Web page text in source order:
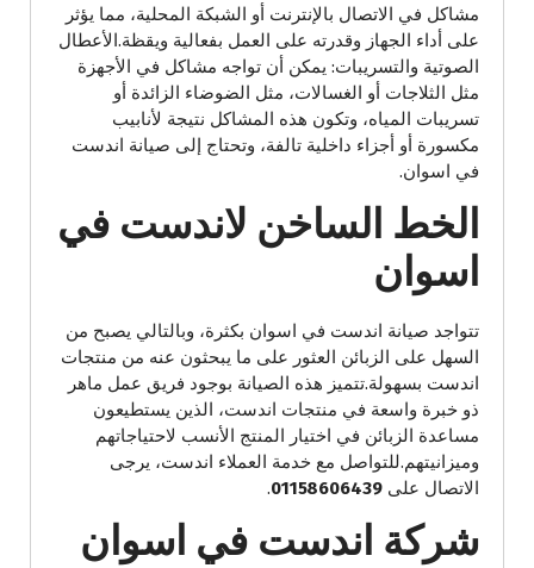
مشاكل في الاتصال بالإنترنت أو الشبكة المحلية، مما يؤثر
على أداء الجهاز وقدرته على العمل بفعالية ويقظة.الأعطال
الصوتية والتسريبات: يمكن أن تواجه مشاكل في الأجهزة
مثل الثلاجات أو الغسالات، مثل الضوضاء الزائدة أو
تسريبات المياه، وتكون هذه المشاكل نتيجة لأنابيب
مكسورة أو أجزاء داخلية تالفة، وتحتاج إلى صيانة اندست
في اسوان.
الخط الساخن لاندست في
اسوان
تتواجد صيانة اندست في اسوان بكثرة، وبالتالي يصبح من
السهل على الزبائن العثور على ما يبحثون عنه من منتجات
اندست بسهولة.تتميز هذه الصيانة بوجود فريق عمل ماهر
ذو خبرة واسعة في منتجات اندست، الذين يستطيعون
مساعدة الزبائن في اختيار المنتج الأنسب لاحتياجاتهم
وميزانيتهم.للتواصل مع خدمة العملاء اندست، يرجى
الاتصال على 01158606439
.
شركة اندست في اسوان